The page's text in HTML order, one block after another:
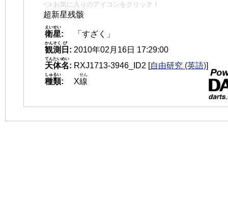
👈 お気に入りのアイコンをクリック！
超新星残骸
衛星
えいせい
:
「すざく」
観測
かんそく
日
び
: 2010年02月16日 17:29:00
天体名
てんたいめい
: RXJ1713-3946_ID2 [自由研究 (英語)]
種類
しゅるい
: X線
せん